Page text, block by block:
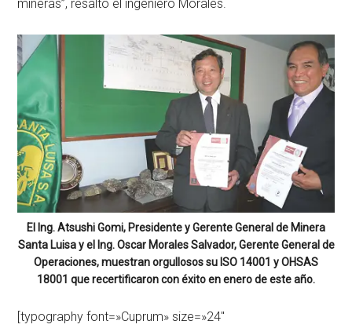
mineras”, resaltó el ingeniero Morales.
El Ing. Atsushi Gomi, Presidente y Gerente General de Minera
Santa Luisa y el Ing. Oscar Morales Salvador, Gerente General de
Operaciones, muestran orgullosos su ISO 14001 y OHSAS
18001 que recertificaron con éxito en enero de este año.
[typography font=»Cuprum» size=»24″